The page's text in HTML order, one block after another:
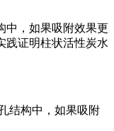
中，如果吸附效果更
践证明柱状活性炭水
结构中，如果吸附